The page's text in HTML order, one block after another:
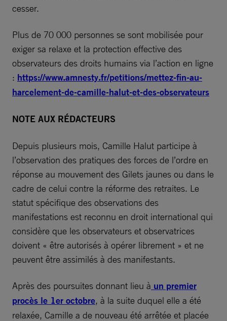
cesser.
Plus de 70 000 personnes se sont mobilisée pour
exiger sa relaxe et la protection effective des
observateurs des droits humains via l’action en ligne
: https://www.amnesty.fr/petitions/mettez-fin-au-
harcelement-de-camille-halut-et-des-observateurs
NOTE AUX RÉDACTEURS
Depuis plusieurs mois, Camille Halut participe à
l’observation des pratiques des forces de l’ordre en
réponse au mouvement des Gilets jaunes ou dans le
cadre de celui contre la réforme des retraites. Le
statut spécifique des observations des
manifestations est reconnu en droit international qui
considère que les observateurs et observatrices
doivent « être autorisés à opérer librement » et ne
peuvent être assimilés à des manifestants.
Après des poursuites donnant lieu à un premier
procès le 1er octobre, à la suite duquel elle a été
relaxée, Camille a de nouveau été arrêtée et placée